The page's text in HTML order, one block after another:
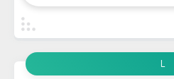
L